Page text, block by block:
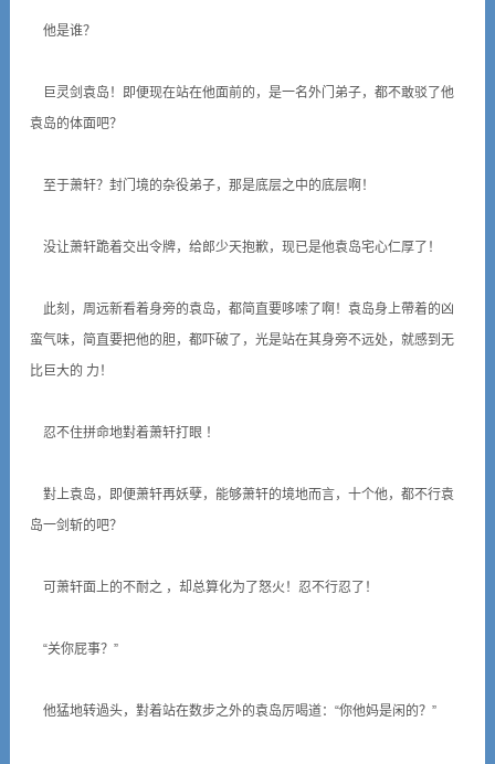
他是谁？
巨灵剑袁岛！即便现在站在他面前的，是一名外门弟子，都不敢驳了他
袁岛的体面吧？
至于萧轩？封门境的杂役弟子，那是底层之中的底层啊！
没让萧轩跪着交出令牌，给郎少天抱歉，现已是他袁岛宅心仁厚了！
此刻，周远新看着身旁的袁岛，都简直要哆嗦了啊！袁岛身上帶着的凶
蛮气味，简直要把他的胆，都吓破了，光是站在其身旁不远处，就感到无
比巨大的 力！
忍不住拼命地對着萧轩打眼 ！
對上袁岛，即便萧轩再妖孽，能够萧轩的境地而言，十个他，都不行袁
岛一剑斩的吧？
可萧轩面上的不耐之 ，却总算化为了怒火！忍不行忍了！
“关你屁事？”
他猛地转過头，對着站在数步之外的袁岛厉喝道：“你他妈是闲的？”